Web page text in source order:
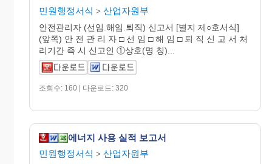
민원행정서식 > 산업자원부
안전관리자 (선임.해임.퇴직) 신고서 [별지 제○호서식]
(앞쪽) 안 전 관 리 자 □ 선 임 □ 해 임 □ 퇴 직 신 고 서 처
리기간 즉 시 신고인 ①상호(명 칭)...
조회수: 160 | 다운로드: 320
에너지 사용 실적 보고서
민원행정서식 > 산업자원부